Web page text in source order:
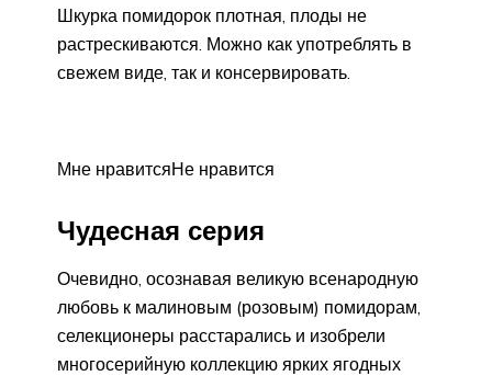
Шкурка помидорок плотная, плоды не
растрескиваются. Можно как употреблять в
свежем виде, так и консервировать.
Мне нравитсяНе нравится
Чудесная серия
Очевидно, осознавая великую всенародную
любовь к малиновым (розовым) помидорам,
селекционеры расстарались и изобрели
многосерийную коллекцию ярких ягодных